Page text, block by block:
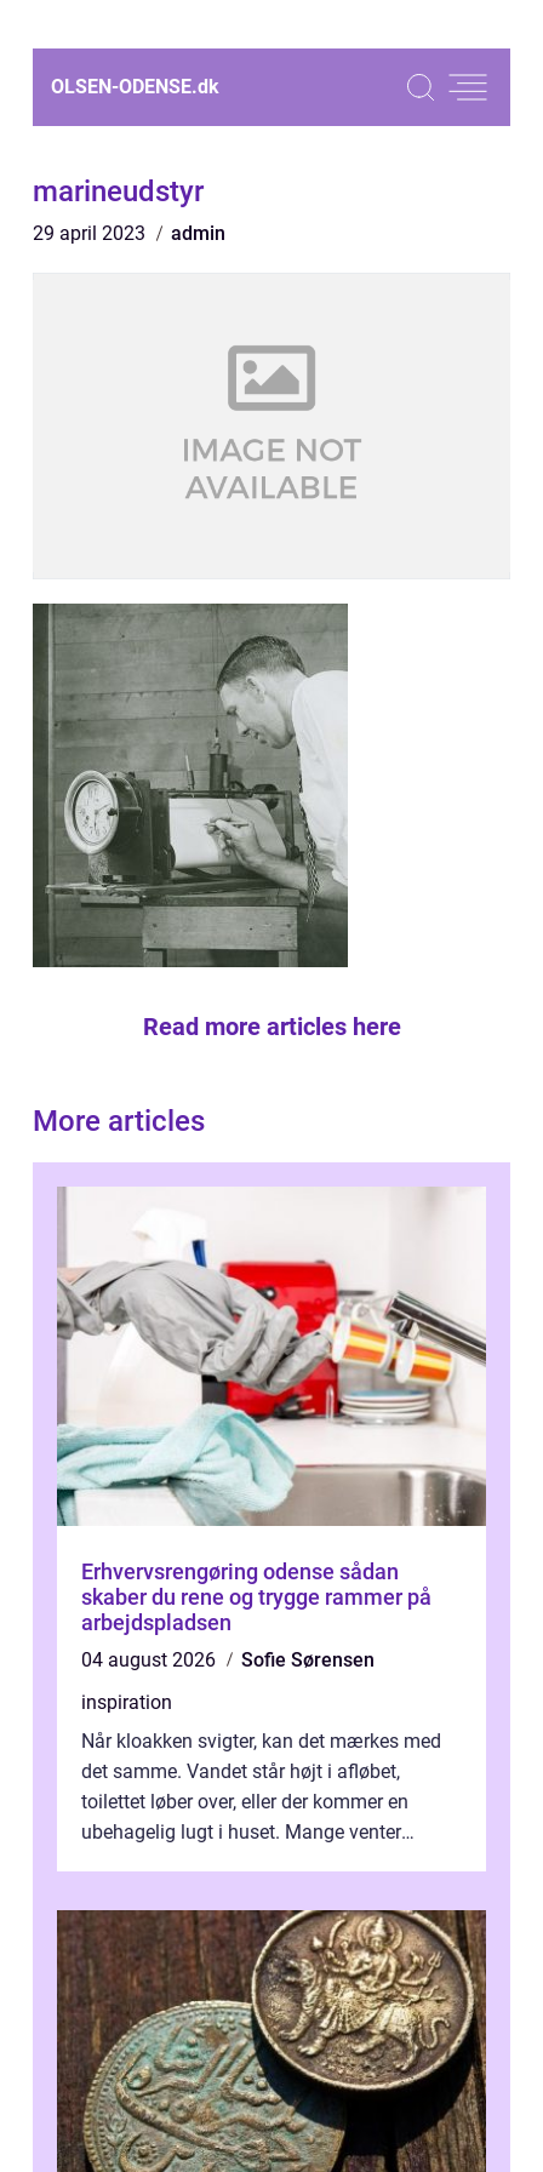
OLSEN-ODENSE.dk
marineudstyr
29 april 2023 admin
Read more articles here
More articles
Erhvervsrengøring odense sådan
skaber du rene og trygge rammer på
arbejdspladsen
04 august 2026
Sofie Sørensen
inspiration
Når kloakken svigter, kan det mærkes med
det samme. Vandet står højt i afløbet,
toilettet løber over, eller der kommer en
ubehagelig lugt i huset. Mange venter